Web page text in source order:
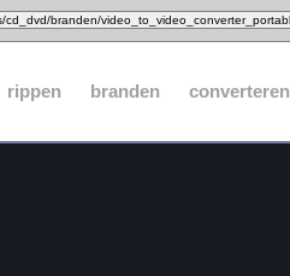
rippen branden converteren